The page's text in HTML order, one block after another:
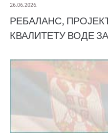
26.06.2026.
РЕБАЛАНС,
КВАЛИТЕТУ ВОДЕ